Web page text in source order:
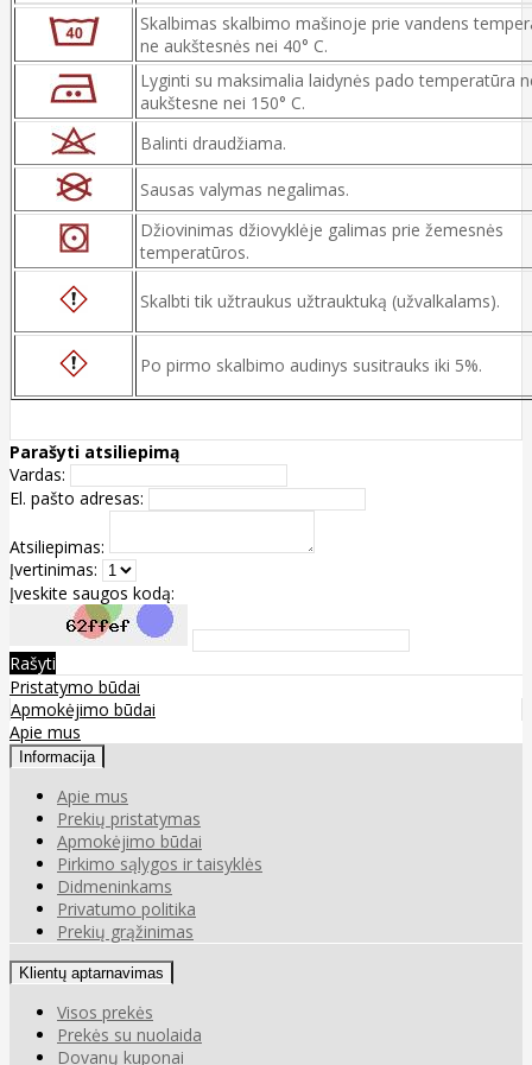
Skalbimas skalbimo mašinoje prie vandens
ne aukštesnės nei 40° C.
Lyginti su maksimalia laidynės pado temperatūra
aukštesne nei 150° C.
Balinti draudžiama.
Sausas valymas negalimas.
Džiovinimas džiovyklėje galimas prie žemesnės
temperatūros.
Skalbti tik užtraukus užtrauktuką (užvalkalams).
Po pirmo skalbimo audinys susitrauks iki 5%.
Parašyti atsiliepimą
Vardas:
El. pašto adresas:
Atsiliepimas:
Įvertinimas:
Įveskite saugos kodą:
Rašyti
Pristatymo būdai
Apmokėjimo būdai
Apie mus
Informacija
Apie mus
Prekių pristatymas
Apmokėjimo būdai
Pirkimo sąlygos ir taisyklės
Didmeninkams
Privatumo politika
Prekių grąžinimas
Klientų aptarnavimas
Visos prekės
Prekės su nuolaida
Dovanų kuponai